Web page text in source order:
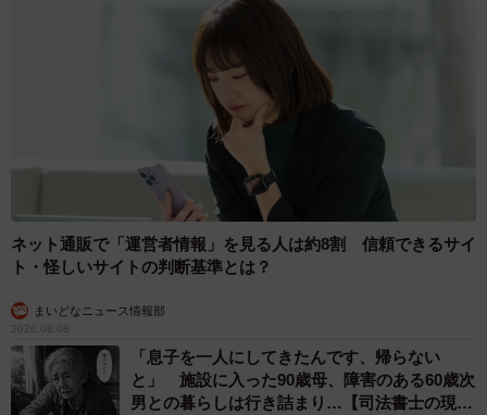
ネット通販で「運営者情報」を見る人は約8割 信頼できるサイ
ト・怪しいサイトの判断基準とは？
まいどなニュース情報部
2026.08.08
「息子を一人にしてきたんです、帰らない
と」 施設に入った90歳母、障害のある60歳次
男との暮らしは行き詰まり…【司法書士の現場